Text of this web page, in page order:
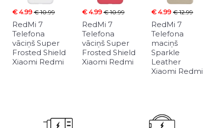
€ 4.99€ 10.99
RedMi 7
Telefona
vāciņš Super
Frosted Shield
Xiaomi Redmi
€ 4.99€ 10.99
RedMi 7
Telefona
vāciņš Super
Frosted Shield
Xiaomi Redmi
€ 4.99€ 12.99
RedMi 7
Telefona
maciņš
Sparkle
Leather
Xiaomi Redmi